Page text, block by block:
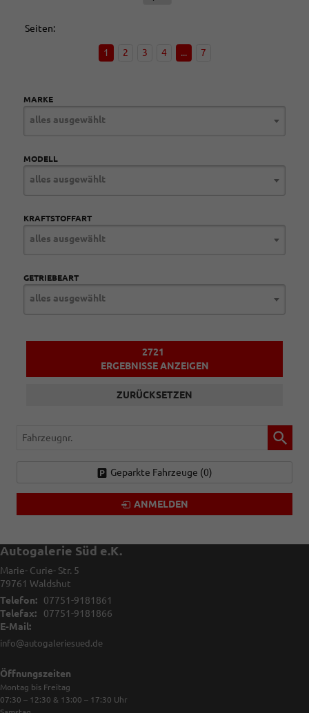
Seiten:
1 2 3 4 ... 7
MARKE
alles ausgewählt
MODELL
alles ausgewählt
KRAFTSTOFFART
alles ausgewählt
GETRIEBEART
alles ausgewählt
2721
ERGEBNISSE ANZEIGEN
ZURÜCKSETZEN
Fahrzeugnr.
Geparkte Fahrzeuge (0)
ANMELDEN
Autogalerie Süd e.K.
Marie- Curie- Str. 5
79761 Waldshut
Telefon:
07751-9181861
Telefax:
07751-9181866
E-Mail:
info@autogaleriesued.de
Öffnungszeiten
Montag bis Freitag
07:30 – 12:30 & 13:00 – 17:30 Uhr